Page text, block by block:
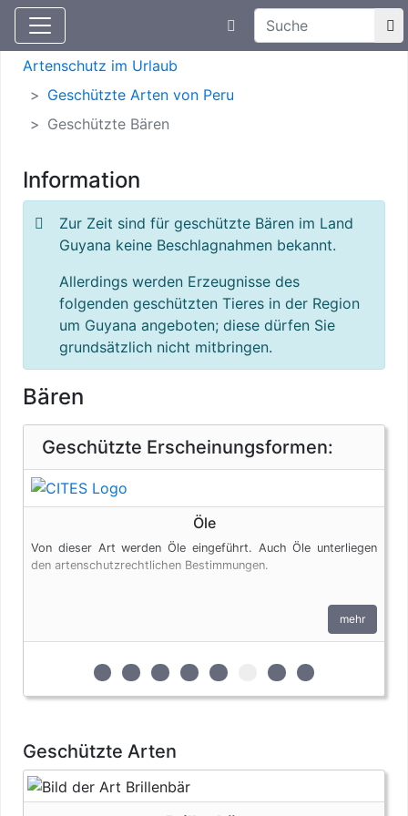
Aktuelle Meldungen
Suchtexteingabe
Artenschutz
Artenschutz im Urlaub
Geschützte Arten von Peru
Geschützte Bären
Information
Zur Zeit sind für geschützte Bären im Land
Guyana keine Beschlagnahmen bekannt.
Allerdings werden Erzeugnisse des
folgenden geschützten Tieres in der Region
um Guyana angeboten; diese dürfen Sie
grundsätzlich nicht mitbringen.
Bären
Geschützte Erscheinungsformen:
Öle
Von dieser Art werden Öle eingeführt. Auch Öle unterliegen
den artenschutzrechtlichen Bestimmungen.
mehr
zur 1. geschützten Erscheinungsform (Felle
zur 2. geschützten Erscheinungsform
zur 3. geschützten
zur 4. geschützten
zur 5. geschützten
zur 6. geschützten
zur 7. geschützten
zur 8.
Geschützte Arten